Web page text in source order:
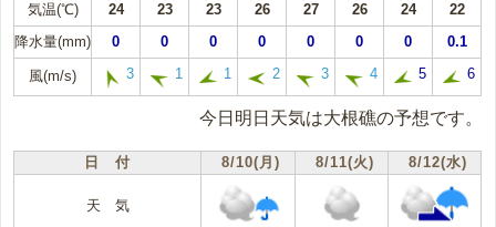
気温(℃) 24 23 23 26 27 26 24
22
降水量(mm)
0 0 0 0 0 0 0 0.1
風(m/s) 3 1 1 2 3 4 5 6
今日明日天気は大根礁の予想です。
日 付 8/10(月) 8/11(火) 8/12(水)
天 気